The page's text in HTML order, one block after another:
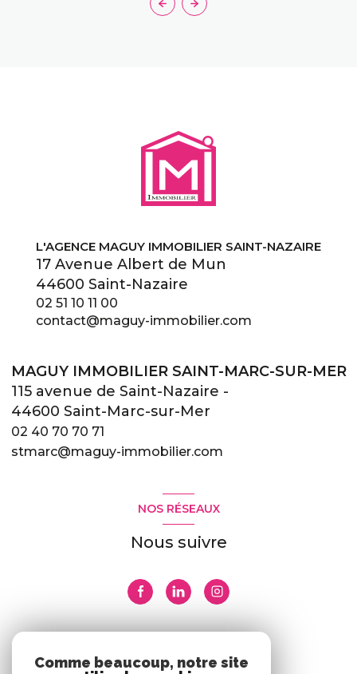
L'AGENCE MAGUY IMMOBILIER SAINT-NAZAIRE
17 Avenue Albert de Mun
44600 Saint-Nazaire
02 51 10 11 00
contact@maguy-immobilier.com
MAGUY IMMOBILIER SAINT-MARC-SUR-MER
115 avenue de Saint-Nazaire -
44600 Saint-Marc-sur-Mer
02 40 70 70 71
stmarc@maguy-immobilier.com
NOS RÉSEAUX
Nous suivre
Comme beaucoup, notre site